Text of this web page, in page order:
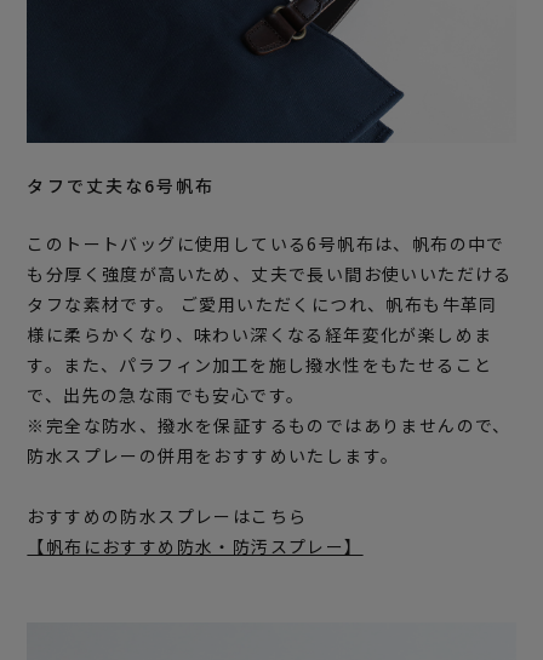
タフで丈夫な6号帆布
このトートバッグに使用している6号帆布は、帆布の中で
も分厚く強度が高いため、丈夫で長い間お使いいただける
タフな素材です。 ご愛用いただくにつれ、帆布も牛革同
様に柔らかくなり、味わい深くなる経年変化が楽しめま
す。また、パラフィン加工を施し撥水性をもたせること
で、出先の急な雨でも安心です。
※完全な防水、撥水を保証するものではありませんので、
防水スプレーの併用をおすすめいたします。
おすすめの防水スプレーはこちら
【帆布におすすめ防水・防汚スプレー】